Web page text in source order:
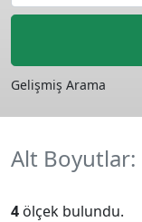
Gelişmiş Arama
Alt Boyutlar:
4 ölçek bulundu.